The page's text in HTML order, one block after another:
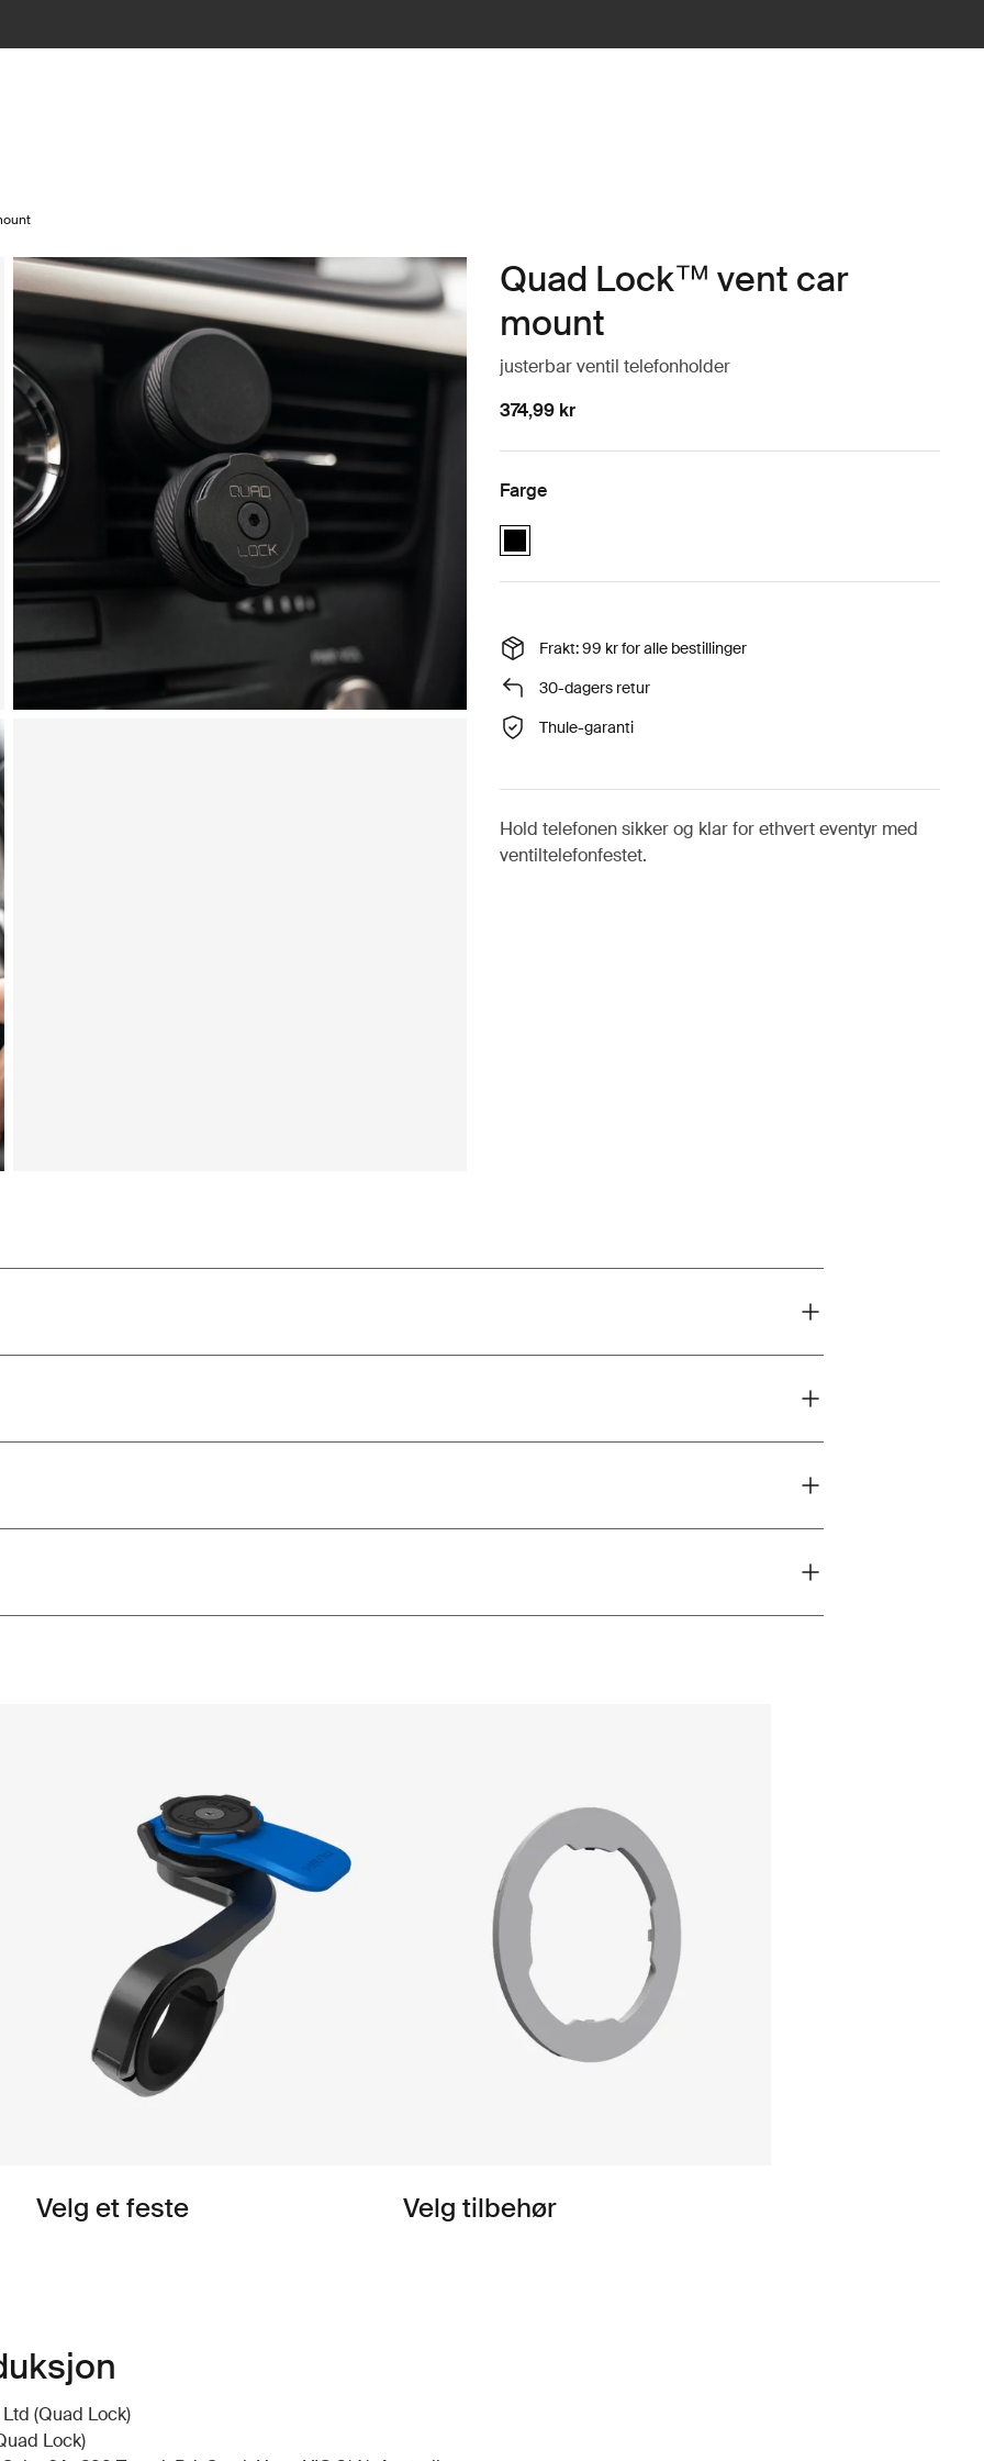
Quad Lock™ vent car
mount
justerbar ventil telefonholder
374,99 kr
Farge
Quad Lock™ vent car mount Svart (selected)
Frakt: 99 kr for alle bestillinger
30-dagers retur
Thule-garanti
Hold telefonen sikker og klar for ethvert eventyr med
ventiltelefonfestet.
Velg et feste Velg tilbehør
(Quad Lock)
Lock)